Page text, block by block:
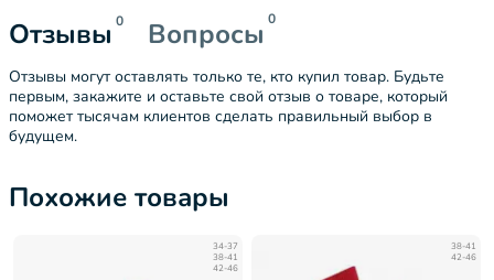
Отзывы 0 Вопросы 0
Отзывы могут оставлять только те, кто купил товар. Будьте
первым, закажите и оставьте свой отзыв о товаре, который
поможет тысячам клиентов сделать правильный выбор в
будущем.
Похожие товары
34-37
38-41
42-46
38-41
42-46